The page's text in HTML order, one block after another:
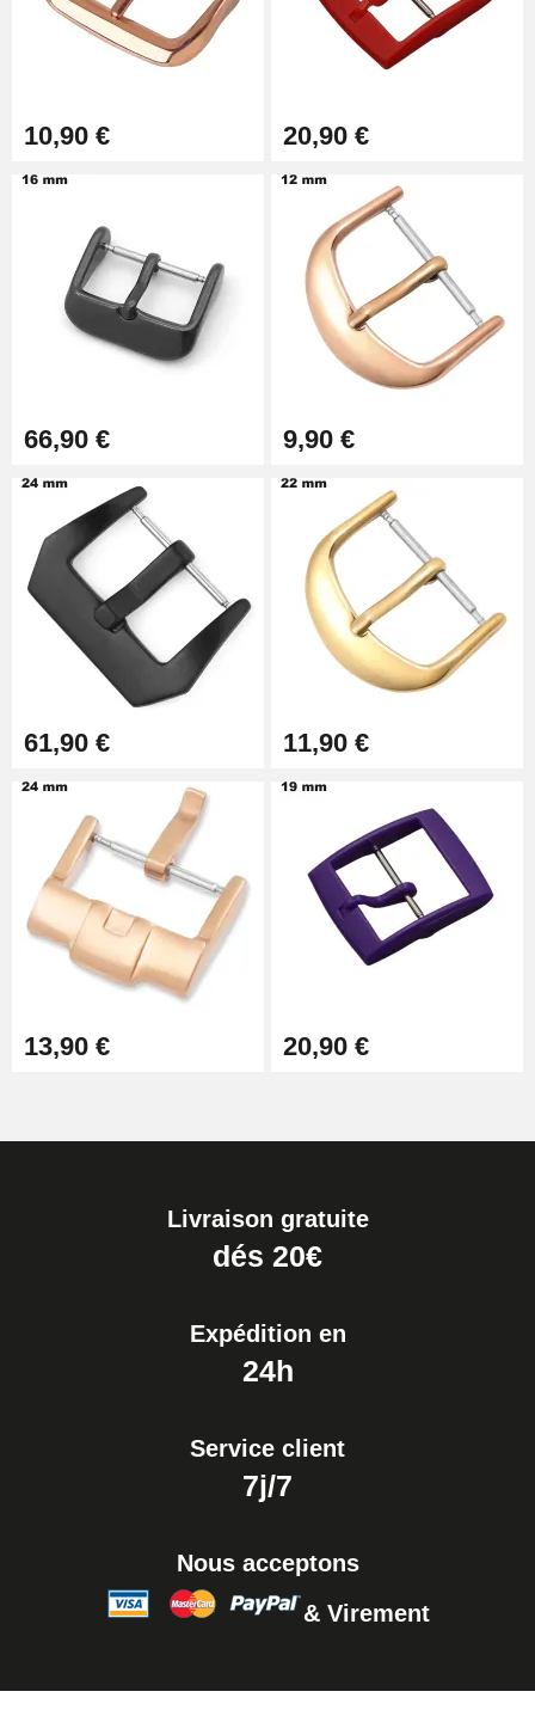
57,42 €
Pince Trou pour Bracelet de
Kit Horlogerie Débutant
26,90 €
Extracteur de Bracelet de
10,90 € 20,90 €
66,90 € 9,90 €
61,90 € 11,90 €
13,90 € 20,90 €
Livraison gratuite
dés 20€
Expédition en
24h
Service client
7j/7
Nous acceptons
& Virement